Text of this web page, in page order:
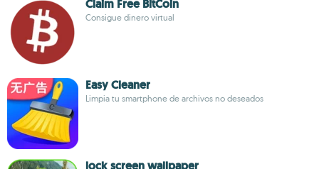
Claim Free BitCoin
Consigue dinero virtual
Easy Cleaner
Limpia tu smartphone de archivos no deseados
lock screen wallpaper